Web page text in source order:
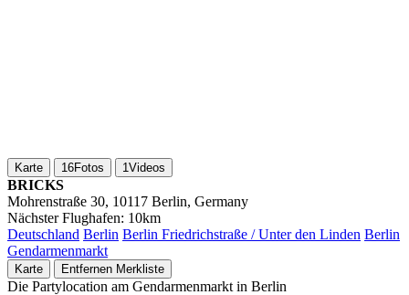
Karte 16Fotos 1Videos
BRICKS
Mohrenstraße 30, 10117 Berlin, Germany
Nächster Flughafen: 10km
Deutschland Berlin Berlin Friedrichstraße / Unter den Linden Berlin
Gendarmenmarkt
Karte Entfernen Merkliste
Die Partylocation am Gendarmenmarkt in Berlin